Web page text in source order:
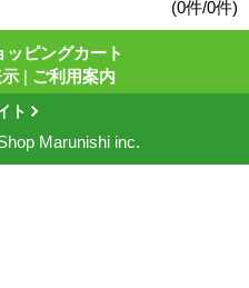
(0件/0件)
ッピングカート
| ご利用案内
ト
Marunishi inc.